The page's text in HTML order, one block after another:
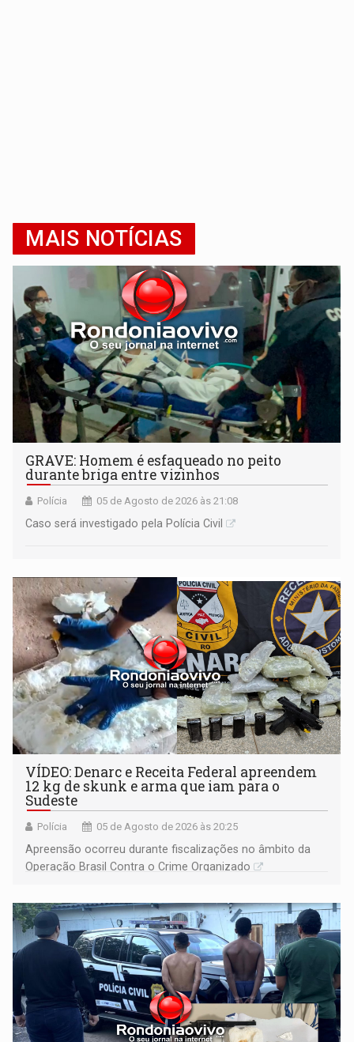
MAIS NOTÍCIAS
GRAVE: Homem é esfaqueado no peito
durante briga entre vizinhos
Polícia 05 de Agosto de 2026 às 21:08
Caso será investigado pela Polícia Civil
VÍDEO: Denarc e Receita Federal apreendem
12 kg de skunk e arma que iam para o
Sudeste
Polícia 05 de Agosto de 2026 às 20:25
Apreensão ocorreu durante fiscalizações no âmbito da
Operação Brasil Contra o Crime Organizado